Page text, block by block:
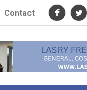
Contact